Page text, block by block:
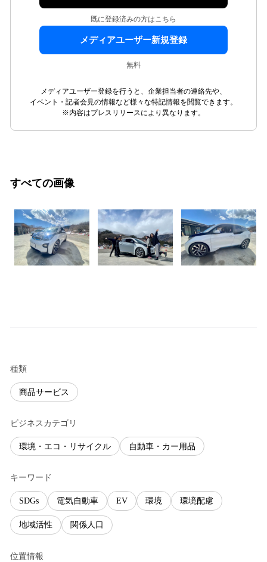
既に登録済みの方はこちら
メディアユーザー新規登録
無料
メディアユーザー登録を行うと、企業担当者の連絡先や、
イベント・記者会見の情報など様々な特記情報を閲覧できます。
※内容はプレスリリースにより異なります。
すべての画像
種類
商品サービス
ビジネスカテゴリ
環境・エコ・リサイクル 自動車・カー用品
キーワード
SDGs 電気自動車 EV 環境 環境配慮
地域活性 関係人口
位置情報